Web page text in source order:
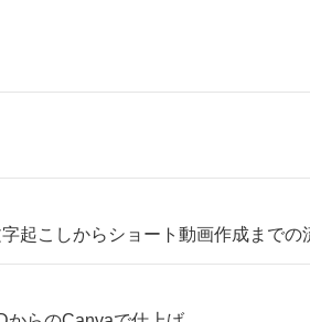
起こしからショート動画作成までの